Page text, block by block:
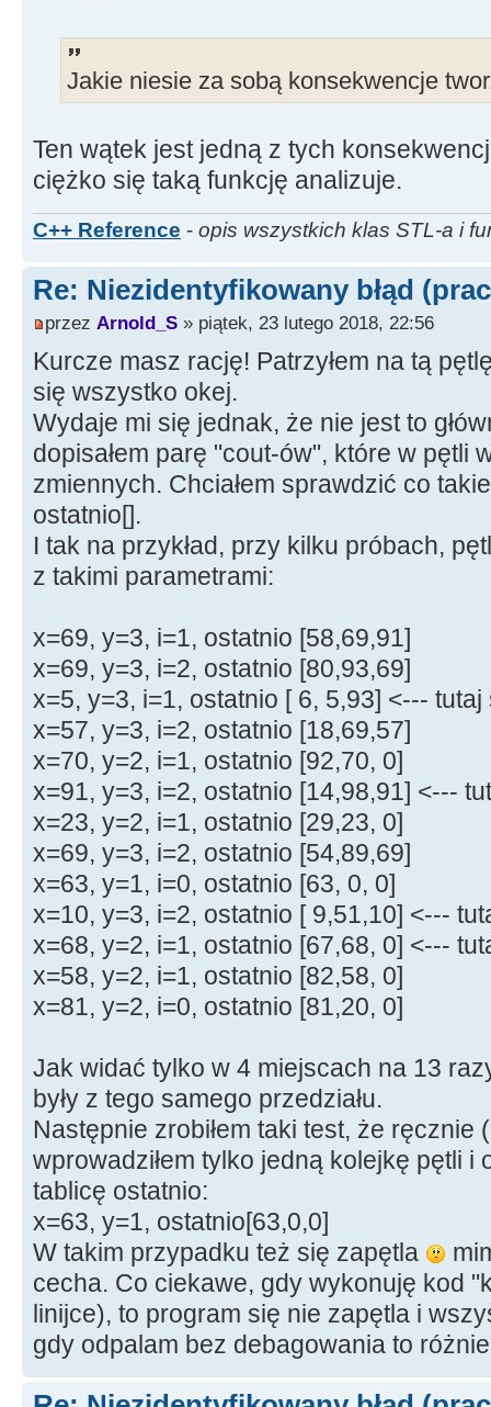
opis2. std::string :: find ("łysy") ) ==std ::
std::string ::npos )
&&
( (pozycja = opis2. std ::
std::string::npos )
&&
std ::string ::npos )
)
{opis2+ = "bardzo dł.włosy";
else
{ -- i; }
else
opis2. std:: string::find ("sarnie")) ==std
&&
((pozycja =opis2.std ::string
std::string
{opis2 += "sarnie oczy";
else
{ -- i ; }
else if( x>38&&x
opis2. std:: string :: find "łysy") ) ==
&&
( pozycja=opis2.std:: string
std:: string ::npos ) )
{opis2 + = "kręcone włosy";
else
-- ; }
else
if( x>40&&x
opis2. std:: string::find( "łysy" )
&&
((pozycja=opis2.std ::string
==std ::string ::npos ) )
{opis2+ = "wypadające włosy" ;
else
if(x>42&&
opis2. std:: string::find("mądre")
&&
(( pozycja=opis2. std::string
std::string:: npos
pozycja = opis2. std:: string
std::string:: npos )
)
{ opis2 "mądre oczy"
else
{ -- i; }
else if(x>44&&x<=46)
...
Jakie niesie za sobą konsekwencje
Ten wątek jest jedną z tych
ciężko się taką funkcję analizuje.
C++ Reference - opis wszystkich klas STL-a i
Re: Niezidentyfikowany błąd
przez Arnold_S » piątek, 23 lutego 2018, 22:56
Kurcze masz rację! Patrzyłem na tą
się wszystko okej.
Wydaje mi się jednak, że nie jest to
dopisałem parę "cout-ów", które w pętli
zmiennych. Chciałem sprawdzić co
ostatnio[].
I tak na przykład, przy kilku próbach,
z takimi parametrami:
x=69, y=3, i=1, ostatnio [58,69,91]
x=69, y=3, i=2, ostatnio [80,93,69]
x=5, y=3, i=1, ostatnio [ 6, 5,93] <---
x=57, y=3, i=2, ostatnio [18,69,57]
x=70, y=2, i=1, ostatnio [92,70, 0]
x=91, y=3, i=2, ostatnio [14,98,91] <---
x=23, y=2, i=1, ostatnio [29,23, 0]
x=69, y=3, i=2, ostatnio [54,89,69]
x=63, y=1, i=0, ostatnio [63, 0, 0]
x=10, y=3, i=2, ostatnio [ 9,51,10] <---
x=68, y=2, i=1, ostatnio [67,68, 0] <---
x=58, y=2, i=1, ostatnio [82,58, 0]
x=81, y=2, i=0, ostatnio [81,20, 0]
Jak widać tylko w 4 miejscach na 13
były z tego samego przedziału.
Następnie zrobiłem taki test, że ręcznie
wprowadziłem tylko jedną kolejkę pętli i
tablicę ostatnio:
x=63, y=1, ostatnio[63,0,0]
W takim przypadku też się zapętla
cecha. Co ciekawe, gdy wykonuję kod
linijce), to program się nie zapętla i
gdy odpalam bez debagowania to